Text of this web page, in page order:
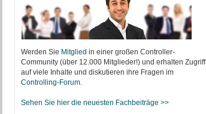
Werden Sie Mitglied in einer großen Controller-
Community (über 12.000 Mitglieder!) und erhalten Zugriff
auf viele Inhalte und diskutieren ihre Fragen im
Controlling-Forum.
Sehen Sie hier die neuesten Fachbeiträge >>